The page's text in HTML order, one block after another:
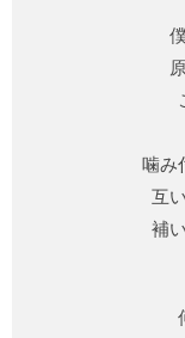
噛み
互
補